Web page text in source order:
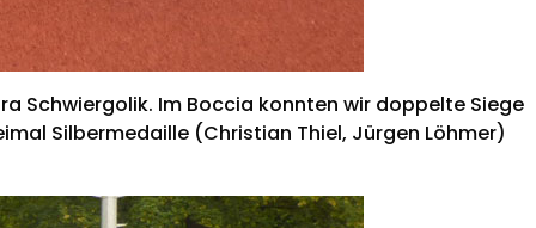
Schwiergolik. Im Boccia konnten wir doppelte Siege
Silbermedaille (Christian Thiel, Jürgen Löhmer)